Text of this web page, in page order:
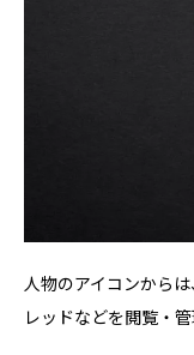
人物のアイコンから
レッドなどを閲覧・管